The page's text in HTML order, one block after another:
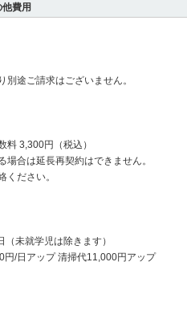
他費用
途ご請求はございません。
料 3,300円（税込）
合は延長再契約はできません。
ください。
未就学児は除きます）
円/日アップ 清掃代11,000円アップ